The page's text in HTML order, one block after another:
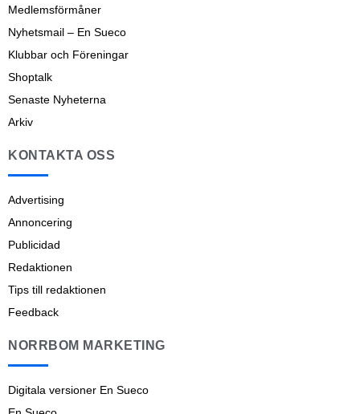
Medlemsförmåner
Nyhetsmail – En Sueco
Klubbar och Föreningar
Shoptalk
Senaste Nyheterna
Arkiv
KONTAKTA OSS
Advertising
Annoncering
Publicidad
Redaktionen
Tips till redaktionen
Feedback
NORRBOM MARKETING
Digitala versioner En Sueco